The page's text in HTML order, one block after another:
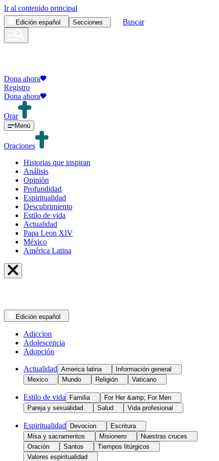
Ir al contenido principal
Edición español Secciones Buscar
Dona ahora
Registro
Dona ahora
Orar
Menú
Oraciones
Historias que inspiran
Análisis
Opinión
Profundidad
Espiritualidad
Descubrimiento
Estilo de vida
Actualidad
Papa Leon XIV
México
América Latina
Edición español
Adiccion
Adolescencia
Adopción
Actualidad America latina
Información general
Mexico
Mundo Religión Vaticano
Estilo de vida Familia
For Her &amp; For Men
Pareja y sexualidad
Salud Vida profesional
Espiritualidad Devocion
Escritura
Misa y sacramentos
Misionero
Nuestras cruces
Oración
Santos
Tiempos litúrgicos
Valores espiritualidad